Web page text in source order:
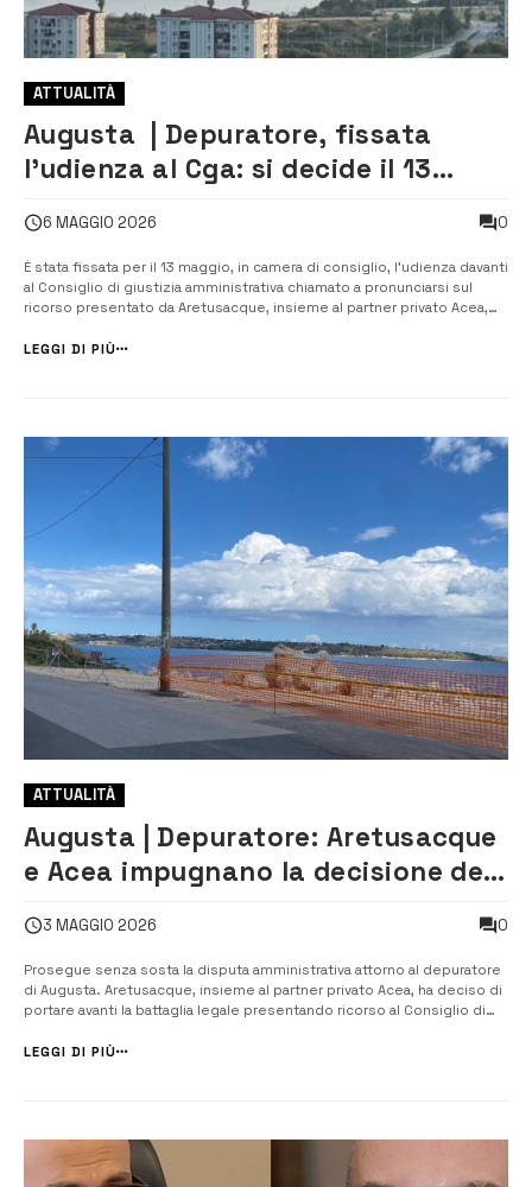
ATTUALITÀ
Augusta | Depuratore, fissata
l’udienza al Cga: si decide il 13
6 MAGGIO 2026 0
È stata fissata per il 13 maggio, in camera di consiglio, l’udienza davanti
al Consiglio di giustizia amministrativa chiamato a pronunciarsi sul
ricorso presentato da Aretusacque, insieme al partner privato Acea,
superamento delle criticità del sistema fognario e depurativo...
LEGGI DI PIÙ
ATTUALITÀ
Augusta | Depuratore: Aretusacque
e Acea impugnano la decisione del
3 MAGGIO 2026 0
Prosegue senza sosta la disputa amministrativa attorno al depuratore
di Augusta. Aretusacque, insieme al partner privato Acea, ha deciso di
portare avanti la battaglia legale presentando ricorso al Consiglio di
il precedente tentativo. Il nodo della vicenda riguarda la tito...
LEGGI DI PIÙ